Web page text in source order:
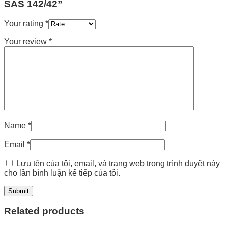
SAS 142/42”
Your rating *
Your review *
Name *
Email *
Lưu tên của tôi, email, và trang web trong trình duyệt này
cho lần bình luận kế tiếp của tôi.
Related products